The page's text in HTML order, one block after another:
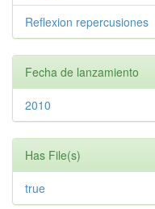
Reflexion repercusiones
Fecha de lanzamiento
2010
Has File(s)
true